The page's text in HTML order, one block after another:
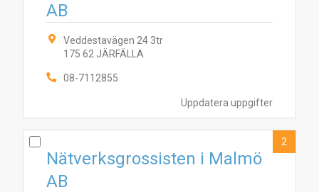
Uppdatera uppgifter
AB
Veddestavägen 24 3tr
175 62 JÄRFÄLLA
08-7112855
Nätverksgrossisten i Malmö
AB
2